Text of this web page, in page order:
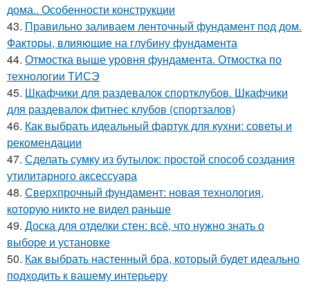
дома.. Особенности конструкции
43. Правильно заливаем ленточный фундамент под дом.
Факторы, влияющие на глубину фундамента
44. Отмостка выше уровня фундамента. Отмостка по
технологии ТИСЭ
45. Шкафчики для раздевалок спортклубов. Шкафчики
для раздевалок фитнес клубов (спортзалов)
46. Как выбрать идеальный фартук для кухни: советы и
рекомендации
47. Сделать сумку из бутылок: простой способ создания
утилитарного аксессуара
48. Сверхпрочный фундамент: новая технология,
которую никто не видел раньше
49. Доска для отделки стен: всё, что нужно знать о
выборе и установке
50. Как выбрать настенный бра, который будет идеально
подходить к вашему интерьеру